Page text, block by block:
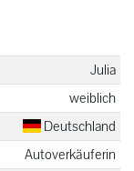
Julia
weiblich
Deutschland
Autoverkäuferin